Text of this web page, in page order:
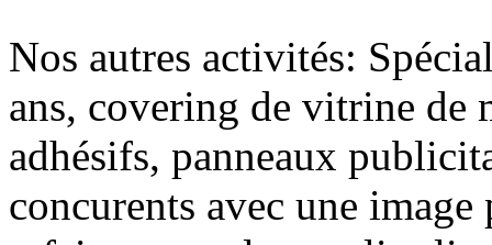
Nos autres activités:
ans, covering de vitrine de
adhésifs, panneaux
concurents avec une